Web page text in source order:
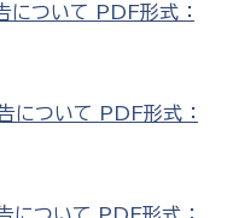
について PDF形式 ：
について PDF形式 ：